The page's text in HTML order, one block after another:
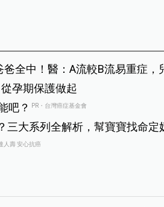
全中！醫：A流較B流易重症，
孕期保護做起
吧？
PR・台灣癌症基金會
三大系列全解析，幫寶寶找命定
人壽 安心抗癌